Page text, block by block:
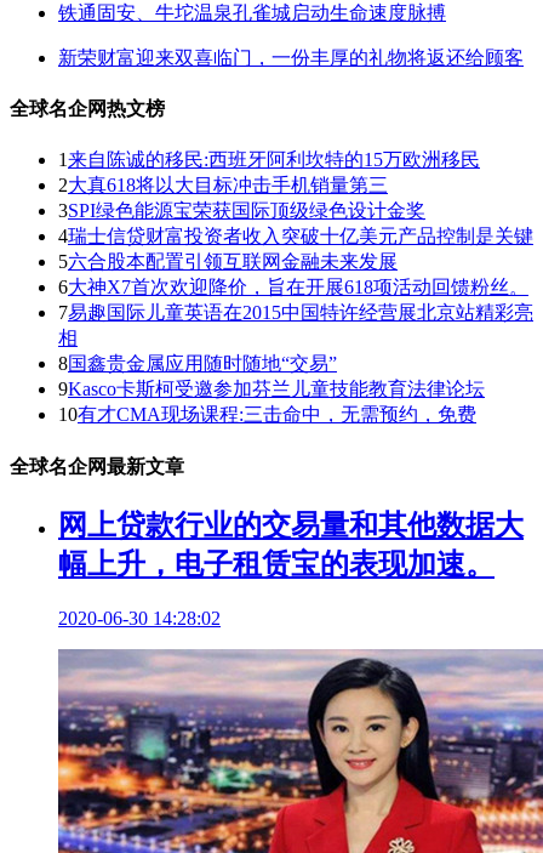
铁通固安、牛坨温泉孔雀城启动生命速度脉搏
新荣财富迎来双喜临门，一份丰厚的礼物将返还给顾客
全球名企网热文榜
1来自陈诚的移民:西班牙阿利坎特的15万欧洲移民
2大真618将以大目标冲击手机销量第三
3SPI绿色能源宝荣获国际顶级绿色设计金奖
4瑞士信贷财富投资者收入突破十亿美元产品控制是关键
5六合股本配置引领互联网金融未来发展
6大神X7首次欢迎降价，旨在开展618项活动回馈粉丝。
7易趣国际儿童英语在2015中国特许经营展北京站精彩亮
相
8国鑫贵金属应用随时随地“交易”
9Kasco卡斯柯受邀参加芬兰儿童技能教育法律论坛
10有才CMA现场课程:三击命中，无需预约，免费
全球名企网最新文章
网上贷款行业的交易量和其他数据大
幅上升，电子租赁宝的表现加速。
2020-06-30 14:28:02